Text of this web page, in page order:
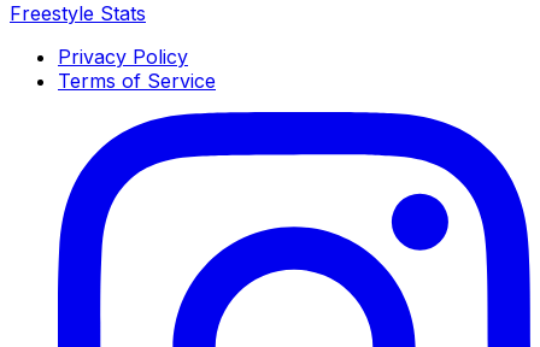
Freestyle Stats
Privacy Policy
Terms of Service